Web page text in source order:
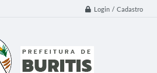
Login / Cadastro